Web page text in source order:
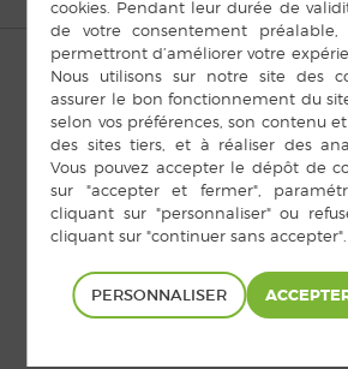
© Copyright Domalain 2015 |Mentions
Cookies| Accès privé
PERSONNALISER